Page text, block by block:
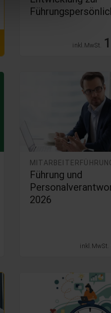
inkl. MwSt.
Führung und
2026
inkl. MwSt.